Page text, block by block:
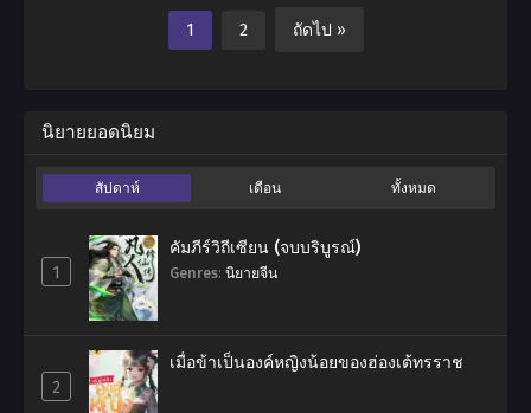
1 2 ถัดไป »
นิยายยอดนิยม
สัปดาห์ เดือน ทั้งหมด
1
คัมภีร์วิถีเซียน (จบบริบูรณ์)
Genres: นิยายจีน
2
เมื่อข้าเป็นองค์หญิงน้อยของฮ่องเต้ทรราช